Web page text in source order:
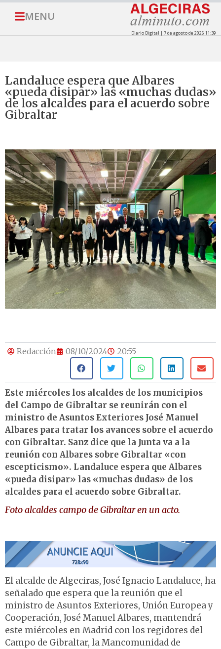
MENU
Diario Digital | 7 de agosto de 2026 11:39
Landaluce espera que Albares
«pueda disipar» las «muchas dudas»
de los alcaldes para el acuerdo sobre
Gibraltar
Redacción 08/10/2024 20:55
Este miércoles los alcaldes de los municipios
del Campo de Gibraltar se reunirán con el
ministro de Asuntos Exteriores José Manuel
Albares para tratar los avances sobre el acuerdo
con Gibraltar. Sanz dice que la Junta va a la
reunión con Albares sobre Gibraltar «con
escepticismo». Landaluce espera que Albares
«pueda disipar» las «muchas dudas» de los
alcaldes para el acuerdo sobre Gibraltar.
Foto alcaldes campo de Gibraltar en un acto.
El alcalde de Algeciras, José Ignacio Landaluce, ha
señalado que espera que la reunión que el
ministro de Asuntos Exteriores, Unión Europea y
Cooperación, José Manuel Albares, mantendrá
este miércoles en Madrid con los regidores del
Campo de Gibraltar, la Mancomunidad de